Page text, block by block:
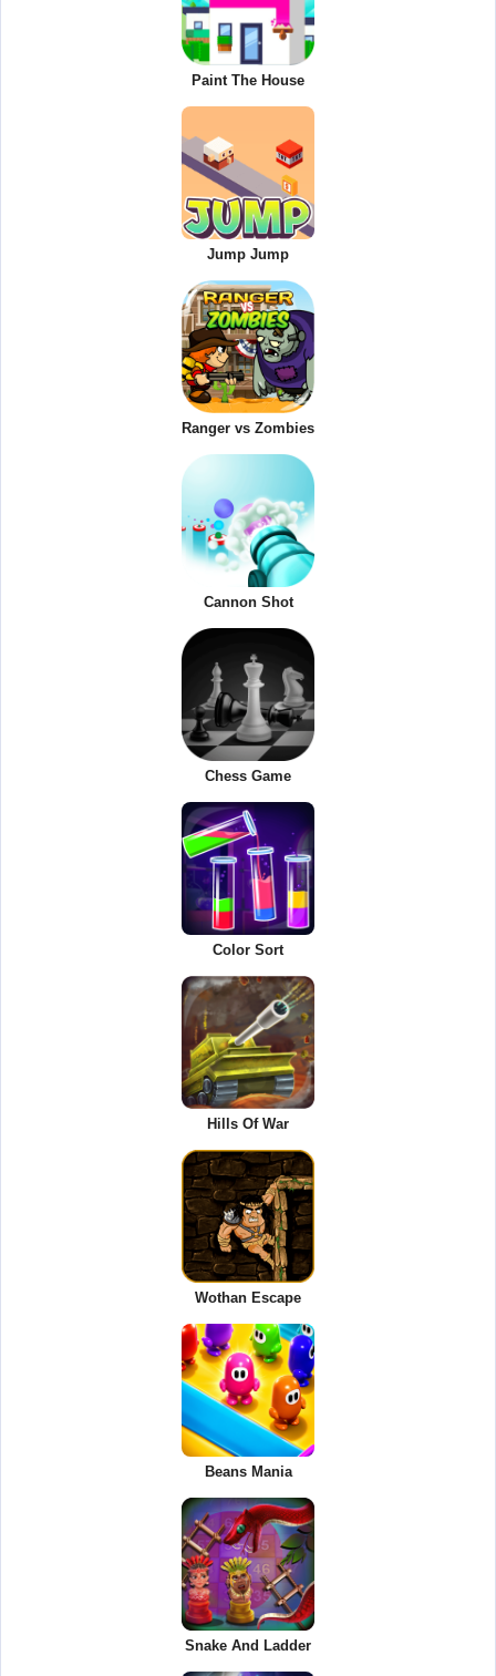
Paint The House
Jump Jump
Ranger vs Zombies
Cannon Shot
Chess Game
Color Sort
Hills Of War
Wothan Escape
Beans Mania
Snake And Ladder